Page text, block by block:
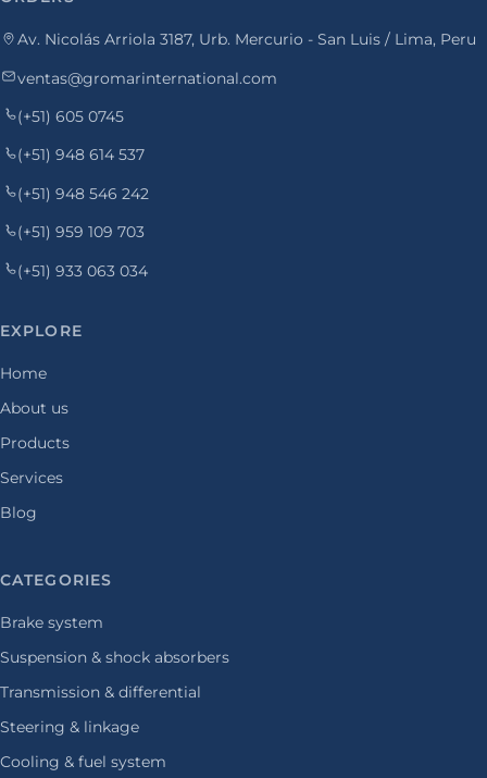
Av. Nicolás Arriola 3187, Urb. Mercurio - San Luis / Lima, Peru
ventas@gromarinternational.com
(+51) 605 0745
(+51) 948 614 537
(+51) 948 546 242
(+51) 959 109 703
(+51) 933 063 034
EXPLORE
Home
About us
Products
Services
Blog
CATEGORIES
Brake system
Suspension & shock absorbers
Transmission & differential
Steering & linkage
Cooling & fuel system